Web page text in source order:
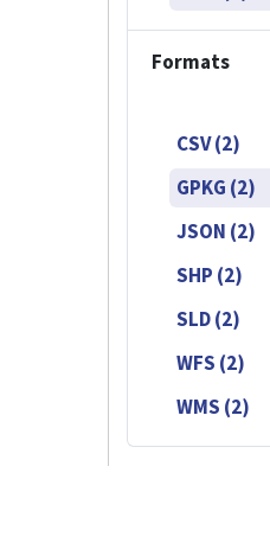
Formats
CSV (2)
GPKG (2)
JSON (2)
SHP (2)
SLD (2)
WFS (2)
WMS (2)